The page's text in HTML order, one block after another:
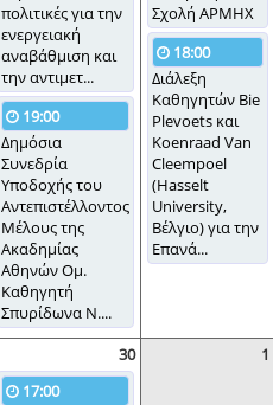
πολιτικές για την
ενεργειακή
αναβάθμιση και
την αντιμετ...
19:00
Δημόσια
Συνεδρία
Υποδοχής του
Αντεπιστέλλοντος
Μέλους της
Ακαδημίας
Αθηνών Ομ.
Καθηγητή
Σπυρίδωνα Ν....
Σχολή ΑΡΜΗΧ
18:00
Διάλεξη
Καθηγητών Bie
Plevoets και
Koenraad Van
Cleempoel
(Hasselt
University,
Βέλγιο) για την
Επανά...
30
1
17:00